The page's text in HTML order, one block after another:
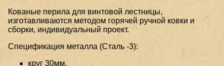
Кованые перила для винтовой лестницы,
изготавливаются методом горячей ручной ковки и
сборки, индивидуальный проект.
Спецификация металла (Сталь -3):
круг 30мм,